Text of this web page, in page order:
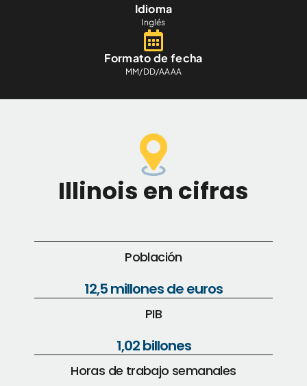
Idioma
Inglés
Formato de fecha
MM/DD/AAAA
Illinois en cifras
Población
12,5 millones de euros
PIB
1,02 billones
Horas de trabajo semanales